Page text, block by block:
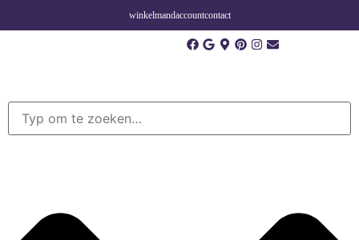
winkelmandaccountcontact